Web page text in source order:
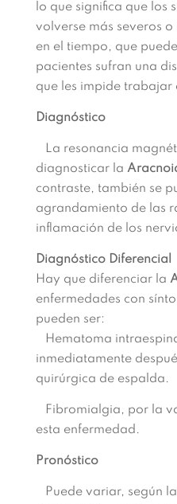
lo que significa que los
volverse más severos o
en el tiempo, que
pacientes sufran una
que les impide
Diagnóstico
La resonancia
diagnosticar la
contraste, también se
agrandamiento de las
inflamación de los
Diagnóstico Diferencial
Hay que diferenciar la
enfermedades con
pueden ser:
Hematoma
inmediatamente
quirúrgica de espalda.
Fibromialgia, por la
esta enfermedad.
Pronóstico
Puede variar, según